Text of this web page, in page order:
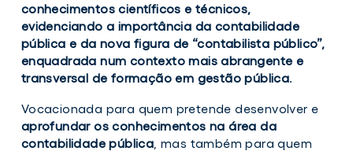
conhecimentos científicos e técnicos,
evidenciando a importância da contabilidade
pública e da nova figura de “contabilista público”,
enquadrada num contexto mais abrangente e
transversal de formação em gestão pública.
Vocacionada para quem pretende desenvolver e
aprofundar os conhecimentos na área da
contabilidade pública , mas também para quem